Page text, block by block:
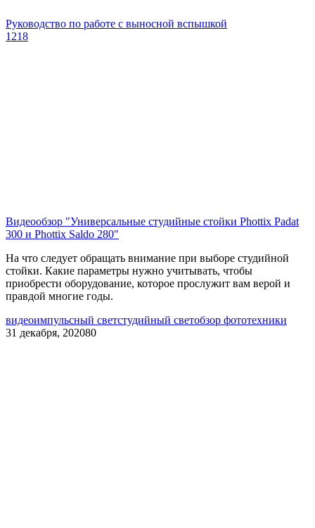
Руководство по работе с выносной вспышкой
1218
Видеообзор "Универсальные студийные стойки Phottix Padat
300 и Phottix Saldo 280"
На что следует обращать внимание при выборе студийной
стойки. Какие параметры нужно учитывать, чтобы
приобрести оборудование, которое прослужит вам верой и
правдой многие годы.
видеоимпульсный светстудийный светобзор фототехники
31 декабря, 202080